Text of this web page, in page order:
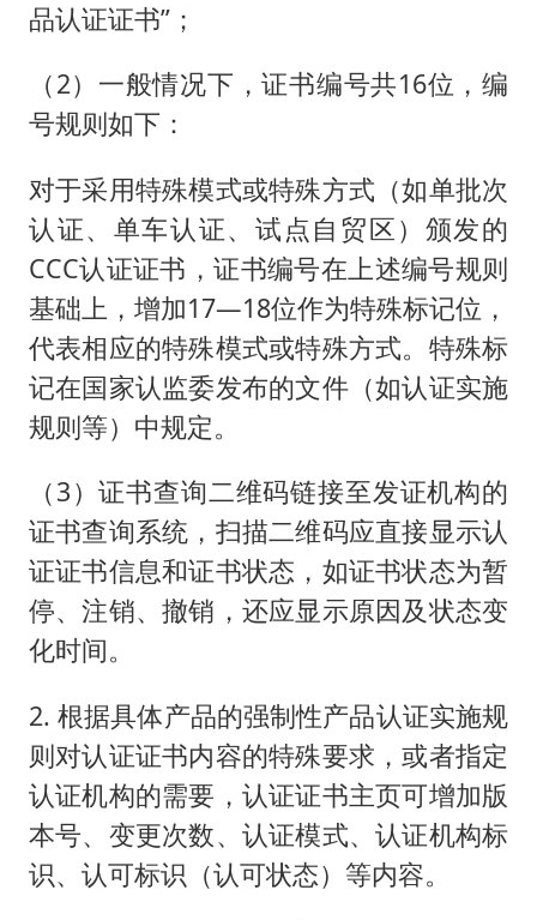
品认证证书”；
（2）一般情况下，证书编号共16位，编
号规则如下：
对于采用特殊模式或特殊方式（如单批次
认证、单车认证、试点自贸区）颁发的
CCC认证证书，证书编号在上述编号规则
基础上，增加17—18位作为特殊标记位，
代表相应的特殊模式或特殊方式。特殊标
记在国家认监委发布的文件（如认证实施
规则等）中规定。
（3）证书查询二维码链接至发证机构的
证书查询系统，扫描二维码应直接显示认
证证书信息和证书状态，如证书状态为暂
停、注销、撤销，还应显示原因及状态变
化时间。
2. 根据具体产品的强制性产品认证实施规
则对认证证书内容的特殊要求，或者指定
认证机构的需要，认证证书主页可增加版
本号、变更次数、认证模式、认证机构标
识、认可标识（认可状态）等内容。